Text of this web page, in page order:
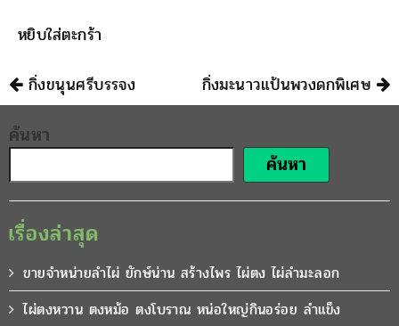
หยิบใส่ตะกร้า
นำทาง
กิ่งขนุนศรีบรรจง กิ่งมะนาวแป้นพวงดกพิเศษ
ค้นหา
ค้นหา
เรื่องล่าสุด
ขายจำหน่ายลำไผ่ ยักษ์น่าน สร้างไพร ไผ่ตง ไผ่ลำมะลอก
ไผ่ตงหวาน ตงหม้อ ตงโบราณ หน่อใหญ่กินอร่อย ลำแข็ง